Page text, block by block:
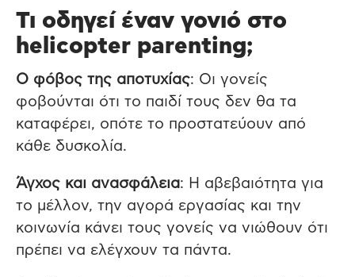
Τι οδηγεί έναν γονιό στο
helicopter parenting;
Ο φόβος της αποτυχίας: Οι γονείς
φοβούνται ότι το παιδί τους δεν θα τα
καταφέρει, οπότε το προστατεύουν από
κάθε δυσκολία.
Άγχος και ανασφάλεια: Η αβεβαιότητα για
το μέλλον, την αγορά εργασίας και την
κοινωνία κάνει τους γονείς να νιώθουν ότι
πρέπει να ελέγχουν τα πάντα.